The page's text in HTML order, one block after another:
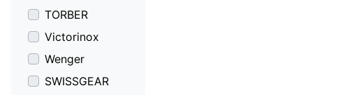
TORBER
Victorinox
Wenger
SWISSGEAR